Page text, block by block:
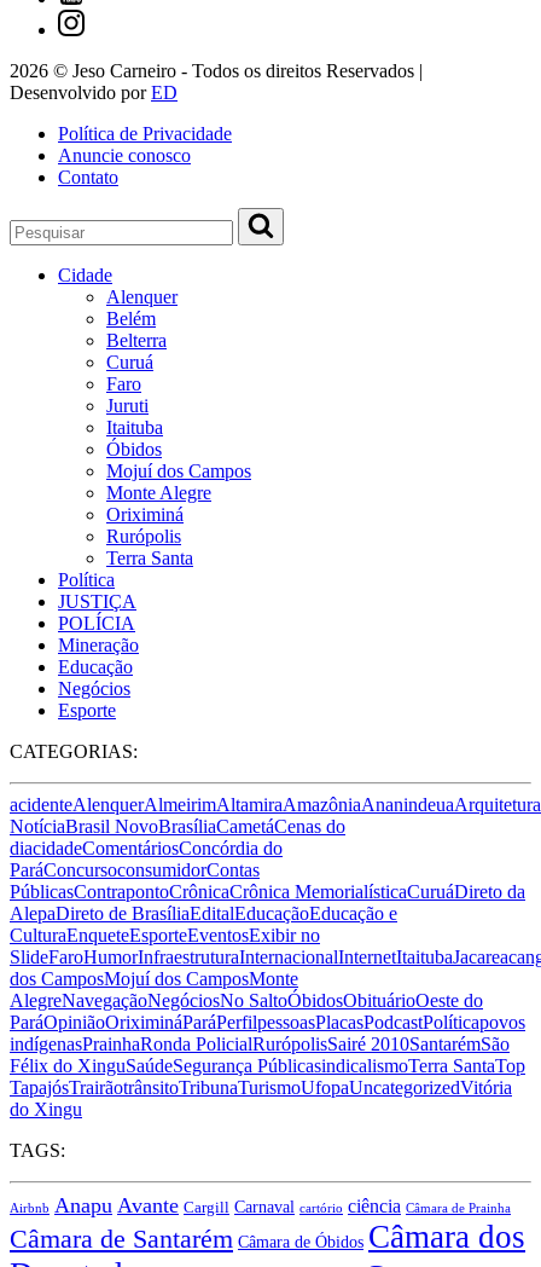
2026 © Jeso Carneiro - Todos os direitos Reservados |
Desenvolvido porED
Política de Privacidade
Anuncie conosco
Contato
Cidade
Alenquer
Belém
Belterra
Curuá
Faro
Juruti
Itaituba
Óbidos
Mojuí dos Campos
Monte Alegre
Oriximiná
Rurópolis
Terra Santa
Política
JUSTIÇA
POLÍCIA
Mineração
Educação
Negócios
Esporte
CATEGORIAS:
acidenteAlenquerAlmeirimAltamiraAmazôniaAnanindeuaArquitetura
NotíciaBrasil NovoBrasíliaCametáCenas do
diacidadeComentáriosConcórdia do
ParáConcursoconsumidorContas
PúblicasContrapontoCrônicaCrônica MemorialísticaCuruáDireto da
AlepaDireto de BrasíliaEditalEducaçãoEducação e
CulturaEnqueteEsporteEventosExibir no
SlideFaroHumorInfraestruturaInternacionalInternetItaituba
dos CamposMojuí dos CamposMonte
AlegreNavegaçãoNegóciosNo SaltoÓbidosObituárioOeste do
ParáOpiniãoOriximináParáPerfilpessoasPlacasPodcastPolíticapovos
indígenasPrainhaRonda PolicialRurópolisSairé 2010SantarémSão
Félix do XinguSaúdeSegurança PúblicasindicalismoTerra SantaTop
TapajósTrairãotrânsitoTribunaTurismoUfopaUncategorizedVitória
do Xingu
TAGS:
Airbnb Anapu Avante Cargill Carnaval cartório ciência Câmara de Prainha
Câmara de Santarém Câmara de Óbidos Câmara dos